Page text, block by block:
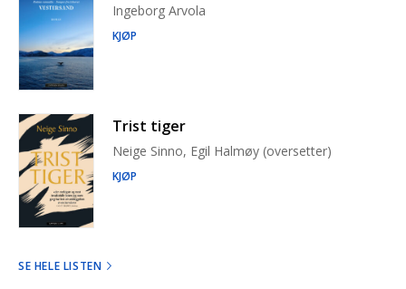
Ingeborg Arvola
KJØP
Trist tiger
Neige Sinno, Egil Halmøy (oversetter)
KJØP
SE HELE LISTEN